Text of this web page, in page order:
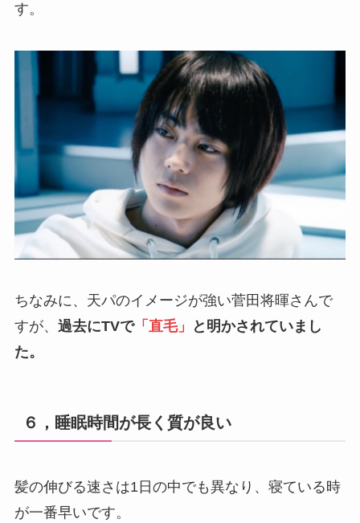
す。
ちなみに、天パのイメージが強い菅田将暉さんで
すが、 過去にTVで「直毛」
と明かされていまし
た。
６，睡眠時間が長く質が良い
髪の伸びる速さは1日の中でも異なり、寝ている時
が一番早いです。